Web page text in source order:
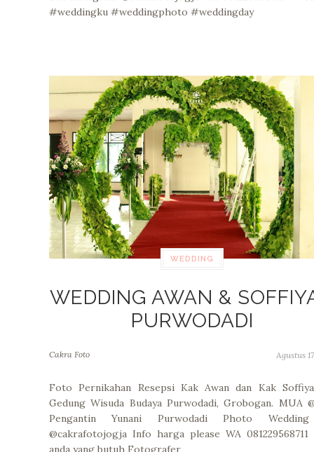
#weddingku #weddingphoto #weddingday
WEDDING
WEDDING AWAN &
PURWODADI
Cakra Foto Agustus
Foto Pernikahan Resepsi Kak Awan dan Kak
Gedung Wisuda Budaya Purwodadi, Grobogan. MUA
Pengantin Yunani Purwodadi Photo
@cakrafotojogja Info harga please WA 081229568711
anda yang butuh Fotografer